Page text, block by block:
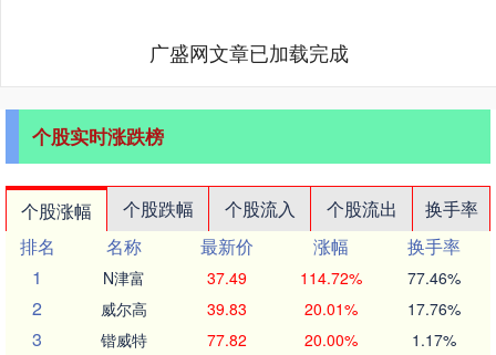
广盛网文章已加载完成
个股实时涨跌榜
个股涨幅 个股跌幅 个股流入 个股流出
换手率
排名
名称 最新价 涨幅
换手率
1
N津富 37.49 114.72% 77.46%
2 威尔高 39.83 20.01% 17.76%
3 锴威特 77.82 20.00% 1.17%